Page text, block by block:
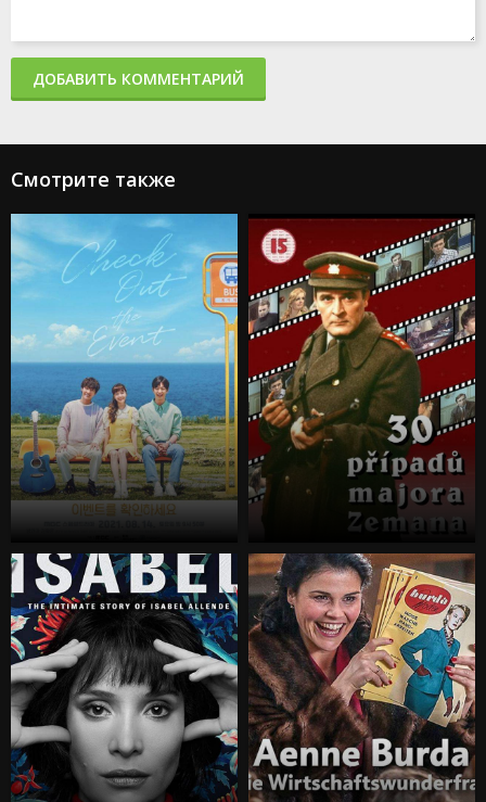
ДОБАВИТЬ КОММЕНТАРИЙ
Смотрите также